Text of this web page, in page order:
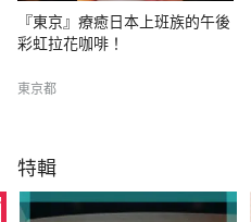
『東京』療癒日本上班族的午後
彩虹拉花咖啡！
東京都
特輯